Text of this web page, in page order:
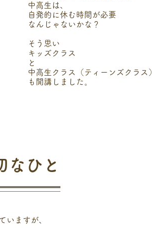
中高生は、
自発的に休む時間が必要
なんじゃないかな？
そう思い
キッズクラス
と
中高生クラス（ティーンズクラス）
も開講しました。
なひと
いますが、